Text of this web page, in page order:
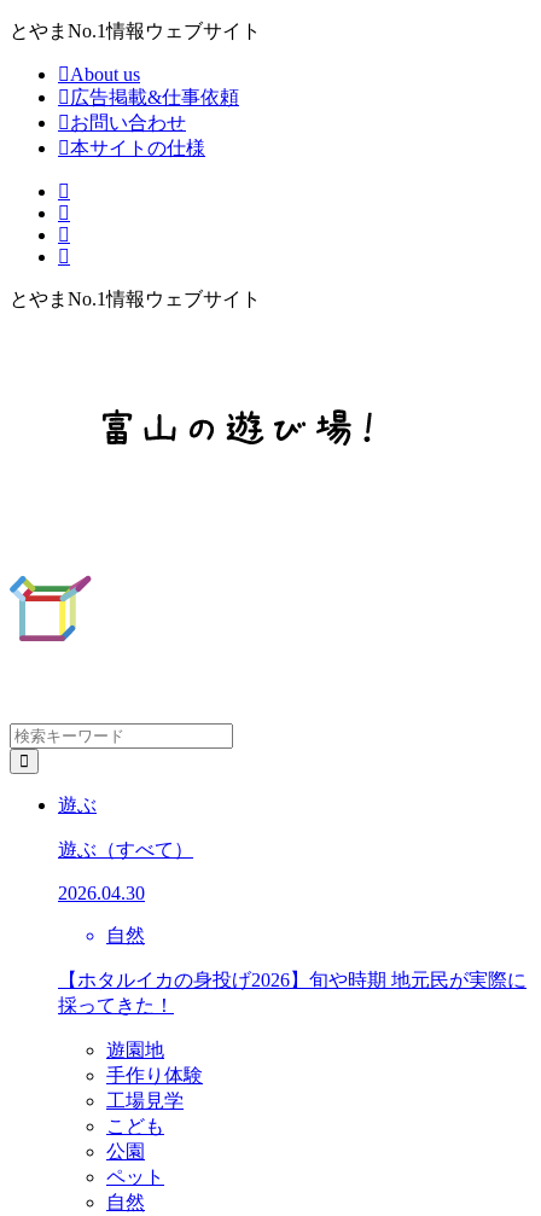
とやまNo.1情報ウェブサイト
About us
広告掲載&仕事依頼
お問い合わせ
本サイトの仕様
とやまNo.1情報ウェブサイト
遊ぶ
遊ぶ （すべて）
2026.04.30
自然
【ホタルイカの身投げ2026】旬や時期 地元民が実際に
採ってきた！
遊園地
手作り体験
工場見学
こども
公園
ペット
自然